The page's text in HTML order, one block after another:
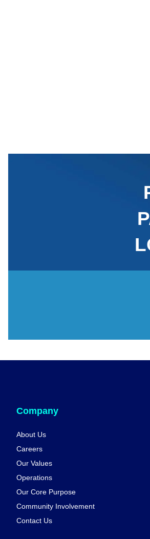
Company
About Us
Careers
Our Values
Operations
Our Core Purpose
Community Involvement
Contact Us